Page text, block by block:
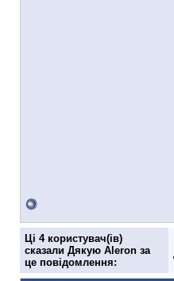
Ці 4 користувач(ів)
сказали Дякую Aleron за
це повідомлення: